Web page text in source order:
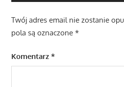
Twój adres email nie zostanie
pola są oznaczone *
Komentarz *